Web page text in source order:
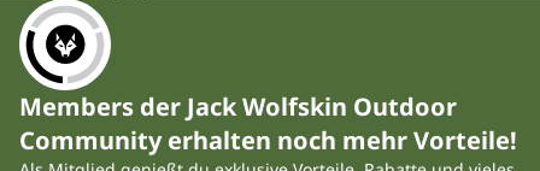
Members der Jack Wolfskin Outdoor
Community erhalten noch mehr Vorteile!